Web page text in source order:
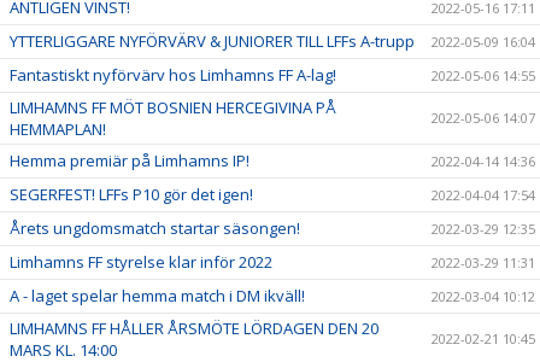
ÄNTLIGEN VINST! 2022-05-16 17:11
YTTERLIGGARE NYFÖRVÄRV & JUNIORER TILL LFFs A-trupp 2022-05-09 16:04
Fantastiskt nyförvärv hos Limhamns FF A-lag! 2022-05-06 14:55
LIMHAMNS FF MÖT BOSNIEN HERCEGIVINA PÅ
HEMMAPLAN!
2022-05-06 14:07
Hemma premiär på Limhamns IP! 2022-04-14 14:36
SEGERFEST! LFFs P10 gör det igen! 2022-04-04 17:54
Årets ungdomsmatch startar säsongen! 2022-03-29 12:35
Limhamns FF styrelse klar inför 2022 2022-03-29 11:31
A - laget spelar hemma match i DM ikväll! 2022-03-04 10:12
LIMHAMNS FF HÅLLER ÅRSMÖTE LÖRDAGEN DEN 20
MARS KL. 14:00
2022-02-21 10:45